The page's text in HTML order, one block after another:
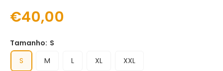
€40,00
Tamanho: S
S
M L XL XXL